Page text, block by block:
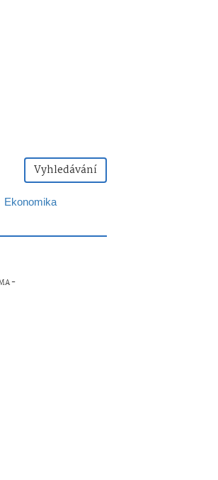
Vyhledávání
Ekonomika